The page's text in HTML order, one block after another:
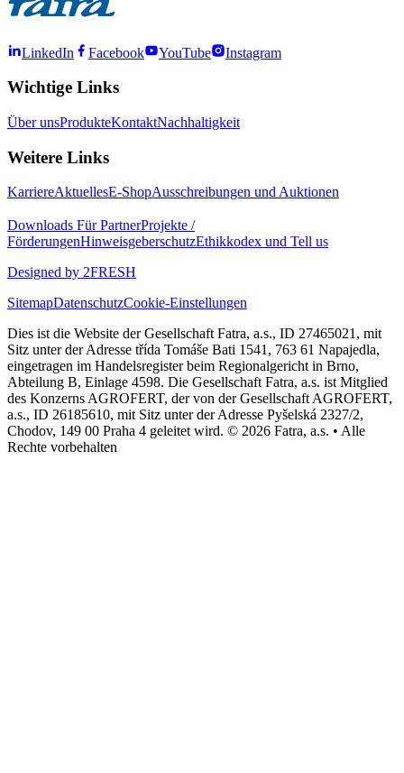
LinkedIn Facebook YouTube Instagram
Wichtige Links
Über unsProdukteKontaktNachhaltigkeit
Weitere Links
KarriereAktuellesE-ShopAusschreibungen und Auktionen
Downloads Für PartnerProjekte /
FörderungenHinweisgeberschutzEthikkodex und Tell us
Designed by 2FRESH
SitemapDatenschutzCookie-Einstellungen
Dies ist die Website der Gesellschaft Fatra, a.s., ID 27465021, mit
Sitz unter der Adresse třída Tomáše Bati 1541, 763 61 Napajedla,
eingetragen im Handelsregister beim Regionalgericht in Brno,
Abteilung B, Einlage 4598. Die Gesellschaft Fatra, a.s. ist Mitglied
des Konzerns AGROFERT, der von der Gesellschaft AGROFERT,
a.s., ID 26185610, mit Sitz unter der Adresse Pyšelská 2327/2,
Chodov, 149 00 Praha 4 geleitet wird. © 2026 Fatra, a.s. • Alle
Rechte vorbehalten